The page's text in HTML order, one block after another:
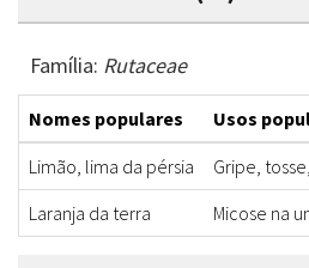
Família: Rutaceae
Nomes populares Usos
Limão, lima da pérsia
Gripe,
Laranja da terra
Micose na